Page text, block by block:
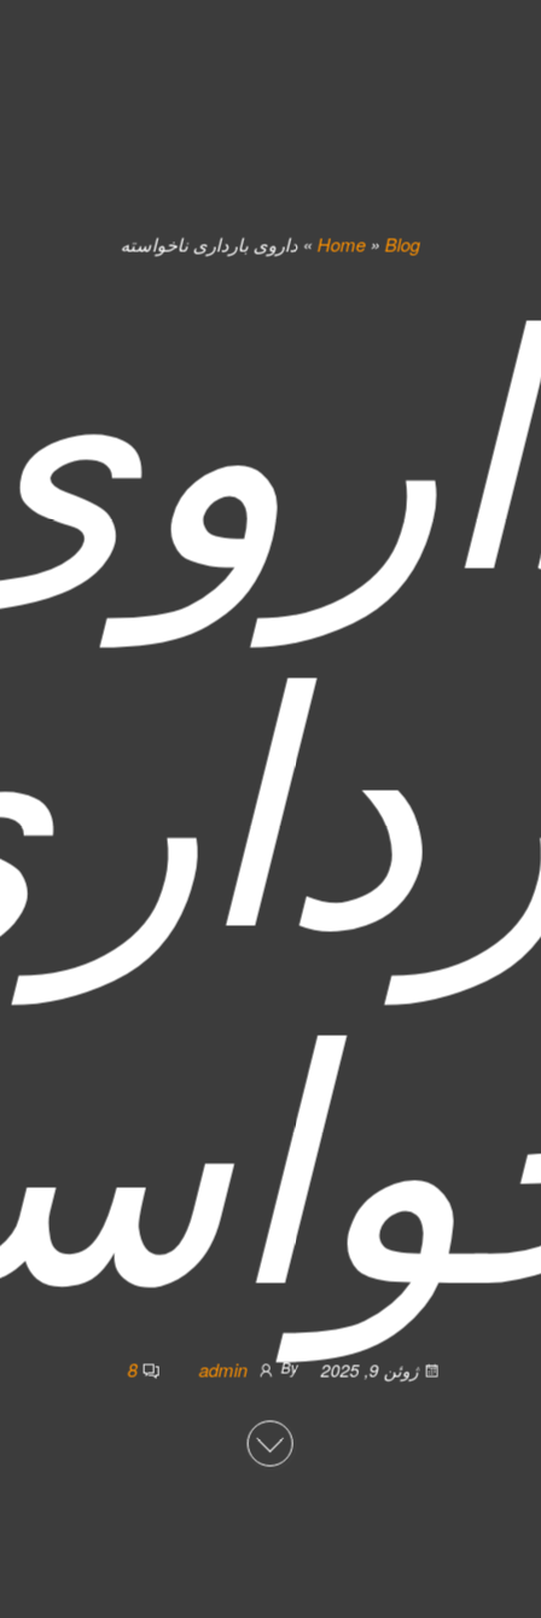
Home»Blog
»داروی بارداری ناخواسته
ژوئن 9, 2025 By
admin
8